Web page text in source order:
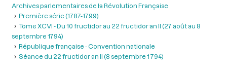
Archives parlementaires de la Révolution Française
Première série (1787-1799)
Tome XCVI - Du 10 fructidor au 22 fructidor an II (27 août au 8
septembre 1794)
République française - Convention nationale
Séance du 22 fructidor an II (8 septembre 1 794)